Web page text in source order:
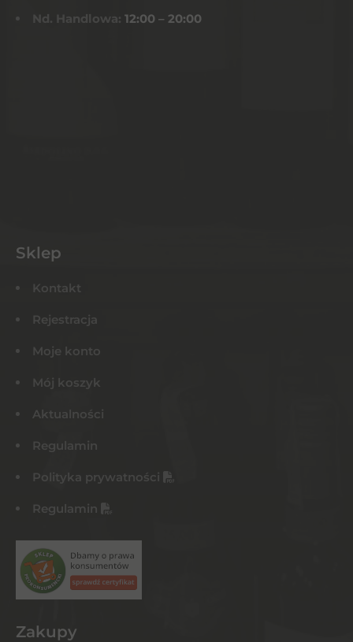
Nd. Handlowa: 12:00 – 20:00
Sklep
Kontakt
Rejestracja
Moje konto
Mój koszyk
Aktualności
Regulamin
Polityka prywatności
Regulamin
Zakupy